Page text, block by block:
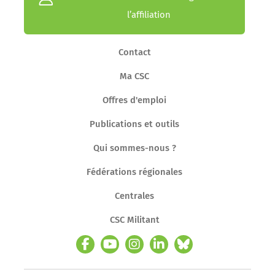
l’affiliation
Contact
Ma CSC
Offres d'emploi
Publications et outils
Qui sommes-nous ?
Fédérations régionales
Centrales
CSC Militant